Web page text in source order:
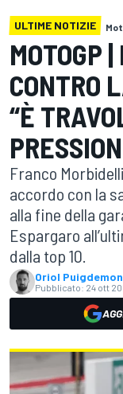
ULTIME NOTIZIE
MOTOGP
CONTRO
“È
Franco
accordo con la
alla fine della
Espargaro
dalla top 10.
Oriol
Pubblicato: 24 ott